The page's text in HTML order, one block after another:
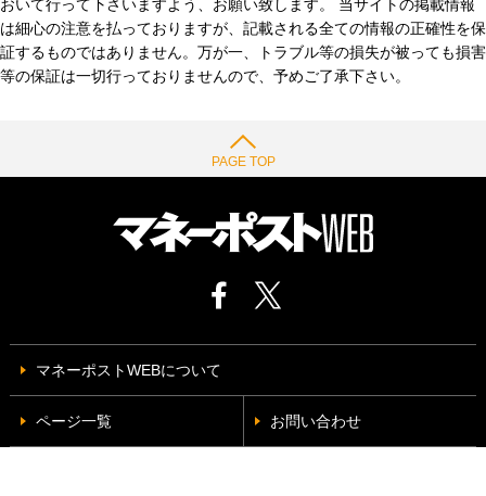
おいて行って下さいますよう、お願い致します。 当サイトの掲載情報
は細心の注意を払っておりますが、記載される全ての情報の正確性を保
証するものではありません。万が一、トラブル等の損失が被っても損害
等の保証は一切行っておりませんので、予めご了承下さい。
PAGE TOP
マネーポストWEBについて
ページ一覧 お問い合わせ